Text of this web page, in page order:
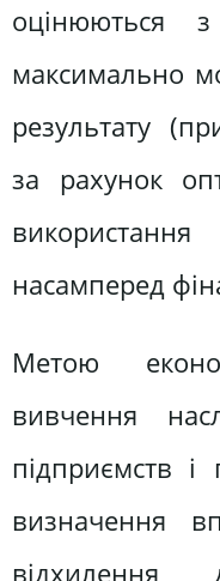
оцінюються
максимально
результату
за рахунок
насамперед
Метою
вивчення
підприємств і
визначення